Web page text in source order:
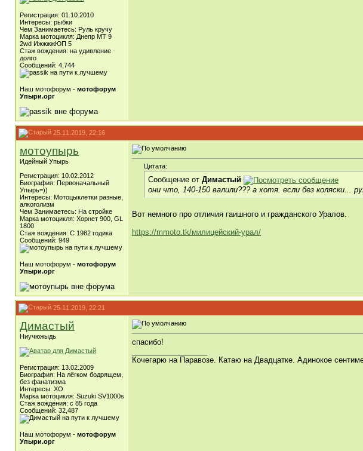
Регистрация: 01.10.2010
Интересы: рыбки
Чем Занимаетесь: Руль кручу
Марка мотоцикля: Днепр МТ 9
2wd ИжжжжЮП 5
Стаж вождения: на удивление
долго
Сообщений: 4,744
Наш мотофорум - мотофорум
Упыри.орг
25.11.2019, 22:16
мотоупырь
Идейный Упырь
Регистрация: 10.02.2012
Биография: Первоначальный
Упырь=))
Интересы: Мотоцыклетки разные,
алкоголизм
Чем Занимаетесь: На стройке
Марка мотоцикля: Хорнет 900, GL
1800
Стаж вождения: С 1982 годика
Сообщений: 949
Наш мотофорум - мотофорум
Упыри.орг
Цитата:
Сообщение от Димастый
они что, 140-150 валили??? а хотя. если без коляски...
Вот немного про отличия гаишного и гражданского Уралов.
https://mmoto.tk/милицейский-урал/
25.11.2019, 22:21
Димастый
Ниучюжыдь
Регистрация: 13.02.2009
Биография: На лёгком бодрящем,
без фанатизма
Интересы: ХО
Марка мотоцикля: Suzuki SV1000s
Стаж вождения: с 85 года
Сообщений: 32,487
Наш мотофорум - мотофорум
Упыри.орг
спасибо!
Кочегарю на Паравозе. Катаю на Двадцатке. Адинокое